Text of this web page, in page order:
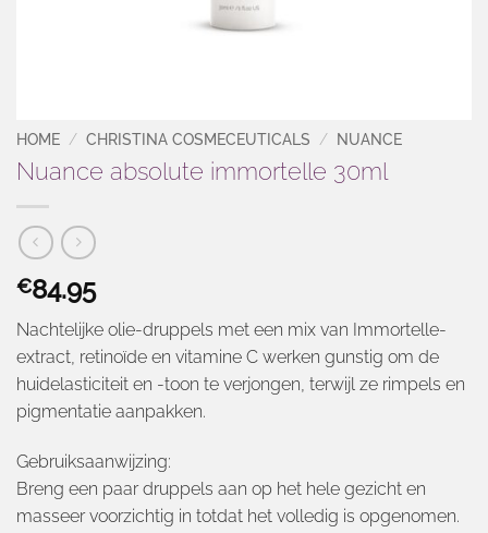
HOME / CHRISTINA COSMECEUTICALS / NUANCE
Nuance absolute immortelle 30ml
€84.95
Nachtelijke olie-druppels met een mix van Immortelle-
extract, retinoïde en vitamine C werken gunstig om de
huidelasticiteit en -toon te verjongen, terwijl ze rimpels en
pigmentatie aanpakken.
Gebruiksaanwijzing:
Breng een paar druppels aan op het hele gezicht en
masseer voorzichtig in totdat het volledig is opgenomen.